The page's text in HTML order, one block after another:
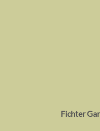
Fichter